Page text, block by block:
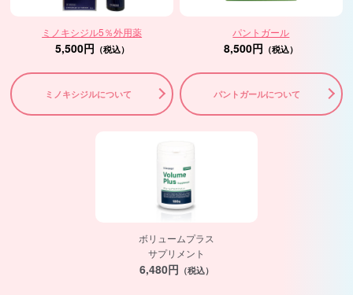
ミノキシジル5％外用薬
5,500円 （税込）
ミノキシジルについて
パントガール
8,500円 （税込）
パントガールについて
ボリュームプラス
サプリメント
6,480円 （税込）